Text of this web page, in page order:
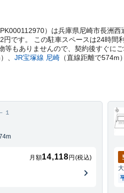
）は兵庫県尼崎市長洲
です。 この駐車スペースは24時間
もありませんので、契約後すぐにご
JR宝塚線 尼崎 （直線距離で574m）
１
月額14,118 円(税込)